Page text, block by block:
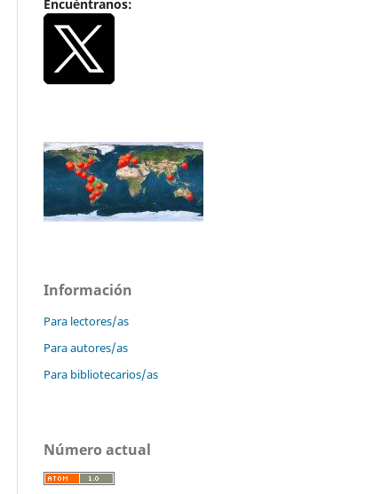
Encuéntranos:
Información
Para lectores/as
Para autores/as
Para bibliotecarios/as
Número actual